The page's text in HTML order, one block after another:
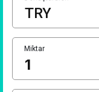
1 Euro Kaç TL ?
1 RUB Kaç TL ?
Miktar